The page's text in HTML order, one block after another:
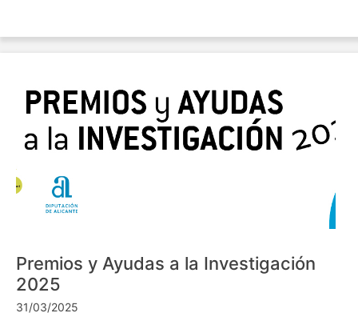
Premios y Ayudas a la Investigación
2025
31/03/2025